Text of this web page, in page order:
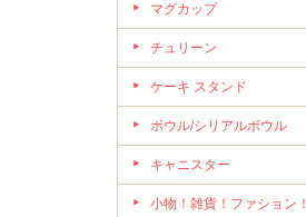
マグカップ
チュリーン
ケーキ スタンド
ボウル/シリアルボウル
キャニスター
小物！雑貨！ファション！